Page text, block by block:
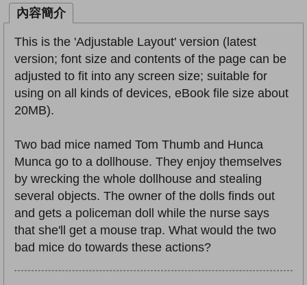
內容簡介
This is the 'Adjustable Layout' version (latest
version; font size and contents of the page can be
adjusted to fit into any screen size; suitable for
using on all kinds of devices, eBook file size about
20MB).
Two bad mice named Tom Thumb and Hunca
Munca go to a dollhouse. They enjoy themselves
by wrecking the whole dollhouse and stealing
several objects. The owner of the dolls finds out
and gets a policeman doll while the nurse says
that she'll get a mouse trap. What would the two
bad mice do towards these actions?